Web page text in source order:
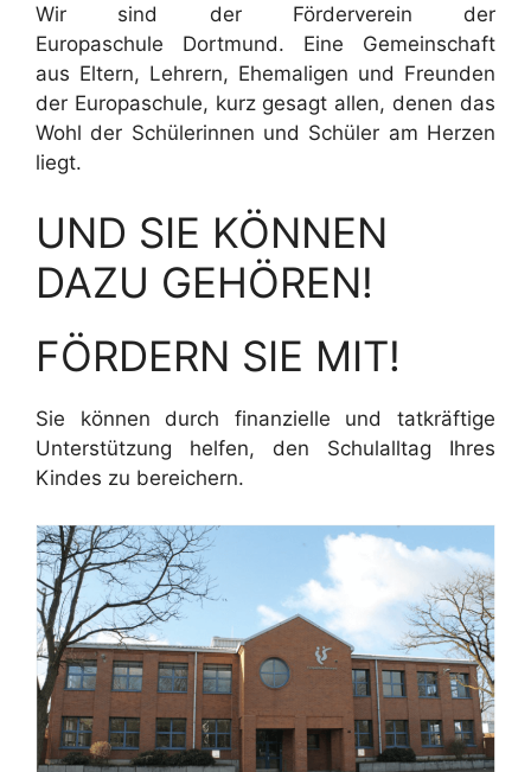
Wir sind der Förderverein der
Europaschule Dortmund. Eine Gemeinschaft
aus Eltern, Lehrern, Ehemaligen und Freunden
der Europaschule, kurz gesagt allen, denen das
Wohl der Schülerinnen und Schüler am Herzen
liegt.
UND SIE KÖNNEN
DAZU GEHÖREN!
FÖRDERN SIE MIT!
Sie können durch finanzielle und tatkräftige
Unterstützung helfen, den Schulalltag Ihres
Kindes zu bereichern.